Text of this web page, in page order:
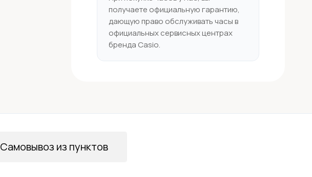
получаете официальную гарантию,
дающую право обслуживать часы в
официальных сервисных центрах
бренда Casio.
Самовывоз из пунктов